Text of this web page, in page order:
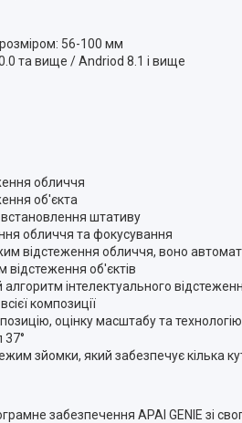
56-100 мм
та вище / Andriod 8.1 і вище
обличчя
об'єкта
штативу
обличчя та фокусування
відстеження обличчя, воно
відстеження об'єктів
алгоритм інтелектуального
композиції
оцінку масштабу та
37°
зйомки, який забезпечує кілька
забезпечення APAI GENIE зі